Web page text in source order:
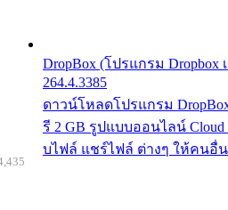
DropBox (โปรแกรม
264.4.3385
ดาวน์โหลดโปรแกรม
รี 2 GB รูปแบบออนไลน์
บไฟล์ แชร์ไฟล์ ต่างๆ ให้คนอื่